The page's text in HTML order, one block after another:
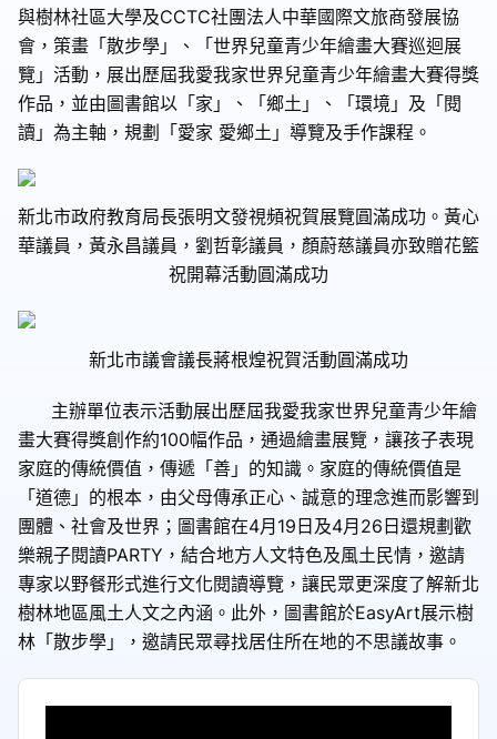
與樹林社區大學及CCTC社團法人中華國際文旅商發展協
會，策畫「散步學」、「世界兒童青少年繪畫大賽巡迴展
覽」活動，展出歷屆我愛我家世界兒童青少年繪畫大賽得獎
作品，並由圖書館以「家」、「鄉土」、「環境」及「閱
讀」為主軸，規劃「愛家 愛鄉土」導覽及手作課程。
新北市政府教育局長張明文發視頻祝賀展覽圓滿成功。黃心
華議員，黃永昌議員，劉哲彰議員，顏蔚慈議員亦致贈花籃
祝開幕活動圓滿成功
新北市議會議長蔣根煌祝賀活動圓滿成功
主辦單位表示活動展出歷屆我愛我家世界兒童青少年繪
畫大賽得獎創作約100幅作品，通過繪畫展覽，讓孩子表現
家庭的傳統價值，傳遞「善」的知識。家庭的傳統價值是
「道德」的根本，由父母傳承正心、誠意的理念進而影響到
團體、社會及世界；圖書館在4月19日及4月26日還規劃歡
樂親子閱讀PARTY ，結合地方人文特色及風土民情，邀請
專家以野餐形式進行文化閱讀導覽，讓民眾更深度了解新北
樹林地區風土人文之內涵。此外，圖書館於EasyArt展示樹
林「散步學」，邀請民眾尋找居住所在地的不思議故事。